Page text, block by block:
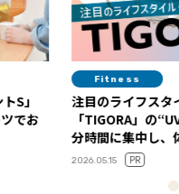
イル・アイコンが選ぶ
カット＋α”ウエアで、自
体と心を整える夏に！